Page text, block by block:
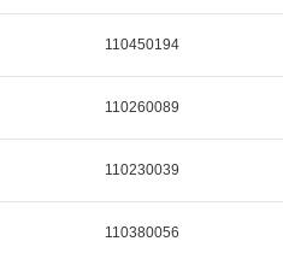
110450194
110260089
110230039
110380056